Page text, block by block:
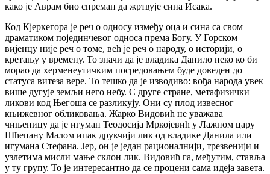
како је Аврам био спреман да жртвује сина Исака.
Код Кјеркегора је реч о односу између оца и сина са свом
драматиком појединчевог односа према Богу. У Горском
вијенцу није реч о томе, већ је реч о народу, о историји, о
кретању у времену. То значи да је владика Данило неко ко би
морао да херменеутичким посредовањем буде доведен до
статуса витеза вере. То тешко да је изводиво: вођа народа увек
више дугује земљи него небу. С друге стране, метафизички
ликови код Његоша се разликују. Они су плод извесног
књижевног обликовања. Жарко Видовић не уважава
чињеницу да је игуман Теодосија Мркојевић у Лажном цару
Шћепану Малом ипак друкчији лик од владике Данила или
игумана Стефана. Јер, он је један рационалнији, трезвенији и
узлетима мисли мање склон лик. Видовић га, међутим, ставља
у ту групу. То је интересантно да се процени сама идеја завета.